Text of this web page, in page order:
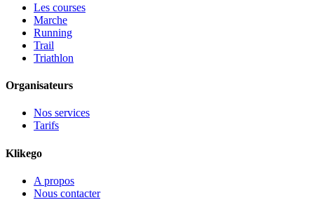
Les courses
Marche
Running
Trail
Triathlon
Organisateurs
Nos services
Tarifs
Klikego
A propos
Nous contacter